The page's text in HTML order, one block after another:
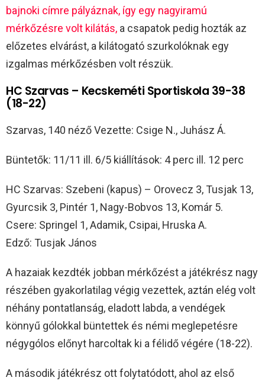
bajnoki címre pályáznak, így egy nagyiramú
mérkőzésre volt kilátás, a csapatok pedig hozták az
előzetes elvárást, a kilátogató szurkolóknak egy
izgalmas mérkőzésben volt részük.
HC Szarvas – Kecskeméti Sportiskola 39-38
(18-22)
Szarvas, 140 néző Vezette: Csige N., Juhász Á.
Büntetők: 11/11 ill. 6/5 kiállítások: 4 perc ill. 12 perc
HC Szarvas: Szebeni (kapus) – Orovecz 3, Tusjak 13,
Gyurcsik 3, Pintér 1, Nagy-Bobvos 13, Komár 5.
Csere: Springel 1, Adamik, Csipai, Hruska A.
Edző: Tusjak János
A hazaiak kezdték jobban mérkőzést a játékrész nagy
részében gyakorlatilag végig vezettek, aztán elég volt
néhány pontatlanság, eladott labda, a vendégek
könnyű gólokkal büntettek és némi meglepetésre
négygólos előnyt harcoltak ki a félidő végére (18-22).
A második játékrész ott folytatódott, ahol az első